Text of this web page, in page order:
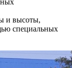
и высоты,
специальных